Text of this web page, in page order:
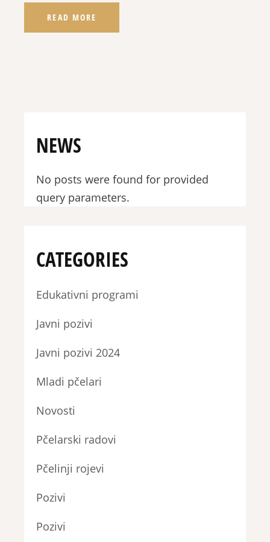
READ MORE
NEWS
No posts were found for provided
query parameters.
CATEGORIES
Edukativni programi
Javni pozivi
Javni pozivi 2024
Mladi pčelari
Novosti
Pčelarski radovi
Pčelinji rojevi
Pozivi
Pozivi